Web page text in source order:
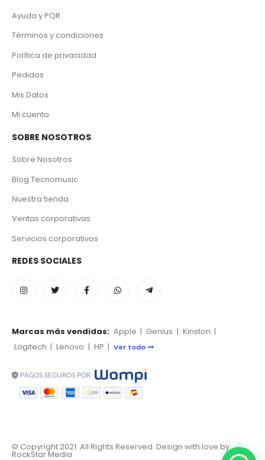
Ayuda y PQR
Términos y condiciones
Política de privacidad
Pedidos
Mis Datos
Mi cuenta
SOBRE NOSOTROS
Sobre Nosotros
Blog Tecnomusic
Nuestra tienda
Ventas corporativas
Servicios corporativos
REDES SOCIALES
Marcas más vendidas: Apple | Genius | Kinston |
Logitech | Lenovo | HP | Ver todo
© Copyright 2021. All Rights Reserved. Design with love by
RockStar Media